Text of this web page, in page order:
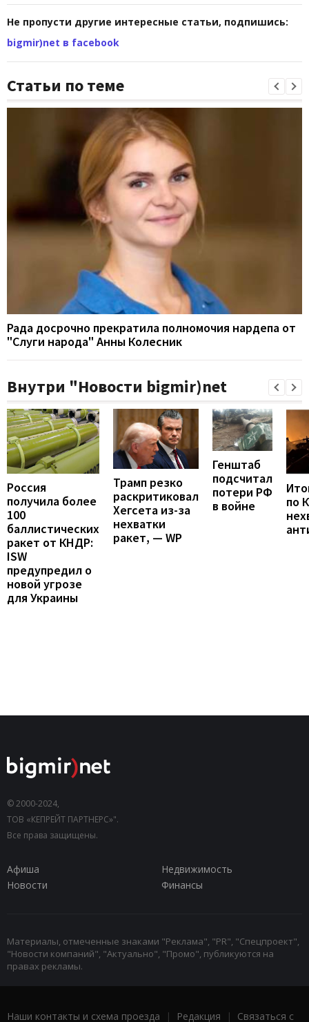
Не пропусти другие интересные статьи, подпишись:
bigmir)net в facebook
Статьи по теме
Рада досрочно прекратила полномочия нардепа от
"Слуги народа" Анны Колесник
Внутри "Новости bigmir)net
Россия
получила более
100
баллистических
ракет от КНДР:
ISW
предупредил о
новой угрозе
для Украины
Трамп резко
раскритиковал
Хегсета из-за
нехватки
ракет, — WP
Генштаб
подсчитал
потери РФ
в войне
по
© 2000-2024,
ТОВ «КЕПРЕЙТ ПАРТНЕРС»".
Все права защищены.
Афиша
Недвижимость
Новости
Финансы
Материалы, отмеченные знаками "Реклама", "PR", "Спецпроект",
"Новости компаний", "Актуально", "Промо", публикуются на
правах рекламы.
Наши контакты и схема проезда | Редакция | Связаться с